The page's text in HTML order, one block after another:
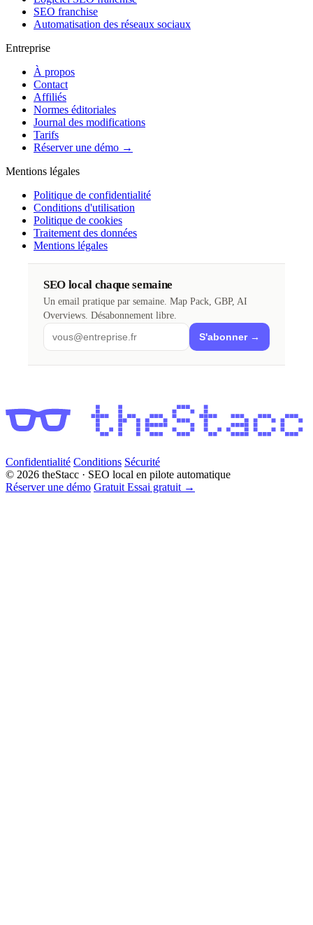
SEO franchise
Automatisation des réseaux sociaux
Entreprise
À propos
Contact
Affiliés
Normes éditoriales
Journal des modifications
Tarifs
Réserver une démo →
Mentions légales
Politique de confidentialité
Conditions d'utilisation
Politique de cookies
Traitement des données
Mentions légales
SEO local chaque semaine
Un email pratique par semaine. Map Pack, GBP, AI
Overviews. Désabonnement libre.
Email
S'abonner →
Confidentialité Conditions Sécurité
© 2026 theStacc · SEO local en pilote automatique
Réserver une démo Gratuit Essai gratuit →